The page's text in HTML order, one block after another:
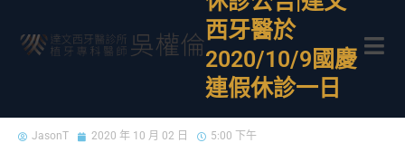
西牙醫於
2020/10/9國慶
連假休診一日
JasonT 2020 年 10 月 02 日 5:00 下午